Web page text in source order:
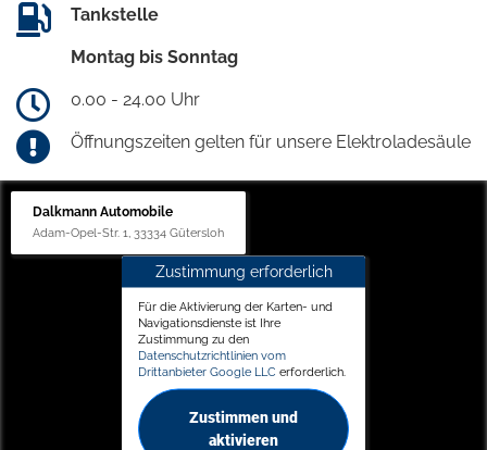
Tankstelle
Montag bis Sonntag
0.00 - 24.00 Uhr
Öffnungszeiten gelten für unsere Elektroladesäule
Dalkmann Automobile
Adam-Opel-Str. 1, 33334 Gütersloh
Zustimmung erforderlich
Für die Aktivierung der Karten- und
Navigationsdienste ist Ihre
Zustimmung zu den
Datenschutzrichtlinien vom
Drittanbieter Google LLC erforderlich.
Zustimmen und
aktivieren